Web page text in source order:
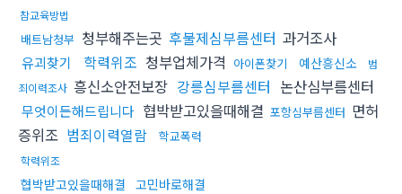
참교육방법
배트남청부 청부해주는곳 후불제심부름센터 과거조사
유괴찾기 학력위조 청부업체가격 아이폰찾기 예산흥신소
범
죄이력조사 흥신소안전보장 강릉심부름센터 논산심부름센터
무엇이든해드립니다 협박받고있을때해결 포항심부름센터 면허
증위조 범죄이력열람 학교폭력
학력위조
협박받고있을때해결 고민바로해결